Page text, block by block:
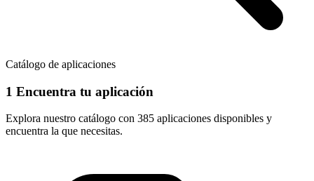
Catálogo de aplicaciones
1 Encuentra tu aplicación
Explora nuestro catálogo con 385 aplicaciones disponibles y
encuentra la que necesitas.